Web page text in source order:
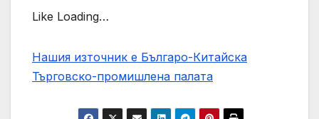
Like Loading…
Нашия източник е Българо-Китайска
Търговско-промишлена палaта